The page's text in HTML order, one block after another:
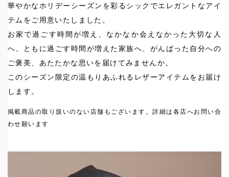
華やかなホリデーシーズンを彩るシックでエレガントなアイ
テムをご用意いたしました。
お家で過ごす時間が増え、なかなか会えなかった大切な人
へ、ともに過ごす時間が増えた家族へ、がんばった自分への
ご褒美、あたたかな思いを届けてみませんか。
このシーズン限定の温もりあふれるレザーアイテムをお届け
します。
掲載商品の取り扱いのない店舗もございます。詳細は各店へお問い合
わせ願います